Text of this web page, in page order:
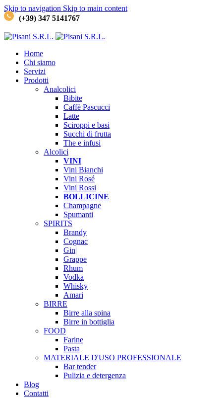
Skip to navigation Skip to main content
(+39) 347 5141767
Home
Chi siamo
Servizi
Prodotti
Analcolici
Bibite
Caffè Pascucci
Latte
Sciroppi e basi
Succhi di frutta
The e infusi
Alcolici
VINI
Vini Bianchi
Vini Rosé
Vini Rossi
BOLLICINE
Champagne
Spumanti
SPIRITS
Brandy
Cognac
Gin|
Grappe
Rhum
Vodka
Whisky
Amari
BIRRE
Birre alla spina
Birre in bottiglia
FOOD
Farine
Pasta
MATERIALE D'USO PROFESSIONALE
Bar tender
Pulizia e detergenza
Blog
Contatti